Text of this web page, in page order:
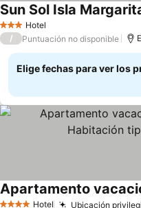
3 Estrellas
Hotel
Sun Sol Isla
/ Puntuación no disponible
Elige fechas para ver los
Hotel Ubicación